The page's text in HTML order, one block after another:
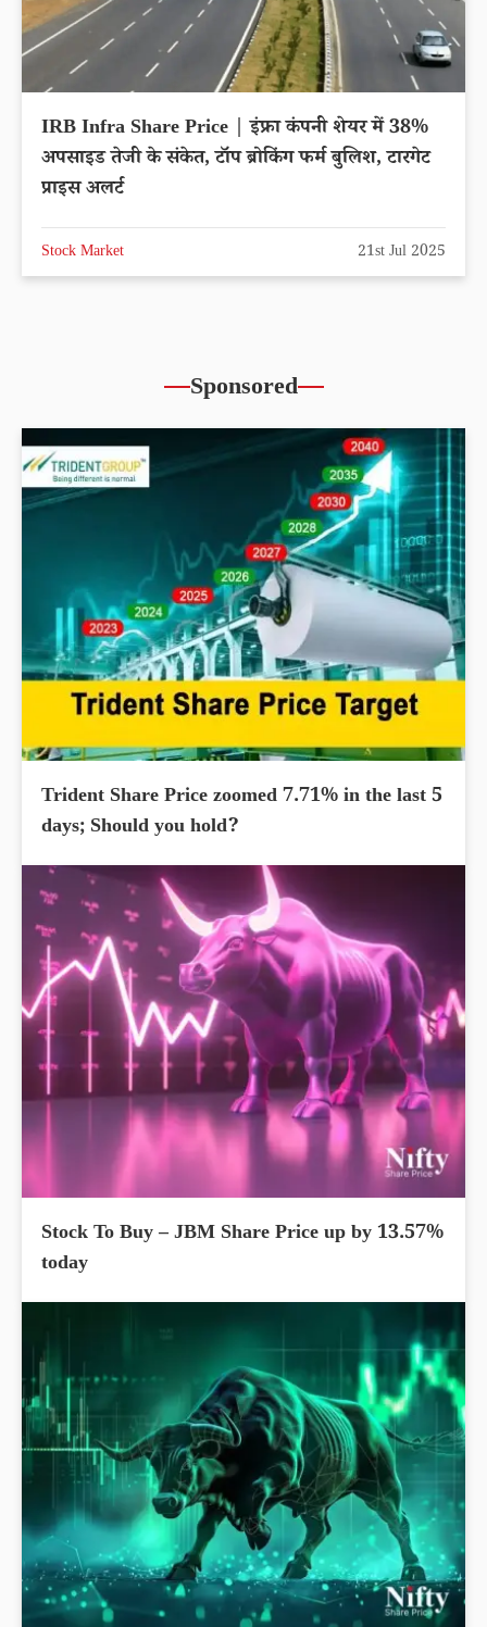
IRB Infra Share Price | इंफ्रा कंपनी शेयर में 38%
अपसाइड तेजी के संकेत, टॉप ब्रोकिंग फर्म बुलिश, टारगेट
प्राइस अलर्ट
Stock Market 21st Jul 2025
Sponsored
Trident Share Price zoomed 7.71% in the last 5
days; Should you hold?
Stock To Buy – JBM Share Price up by 13.57%
today